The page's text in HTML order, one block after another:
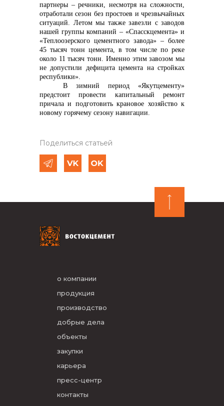
партнеры – речники, несмотря на сложности,
отработали сезон без простоев и чрезвычайных
ситуаций. Летом мы также завезли с заводов
нашей группы компаний – «Спасскцемента» и
«Теплоозерского цементного завода» – более
45 тысяч тонн цемента, в том числе по реке
около 11 тысяч тонн. Именно этим завозом мы
не допустили дефицита цемента на стройках
республики».
В зимний период «Якутцементу»
предстоит провести капитальный ремонт
причала и подготовить крановое хозяйство к
новому горячему сезону навигации.
Поделиться статьей
о компании
продукция
производство
добрые дела
объекты
закупки
карьера
пресс-центр
контакты